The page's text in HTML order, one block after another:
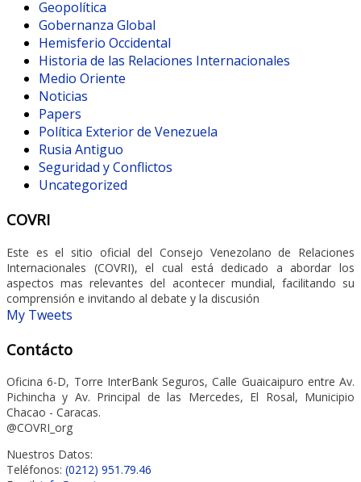
Geopolítica
Gobernanza Global
Hemisferio Occidental
Historia de las Relaciones Internacionales
Medio Oriente
Noticias
Papers
Política Exterior de Venezuela
Rusia Antiguo
Seguridad y Conflictos
Uncategorized
COVRI
Este es el sitio oficial del Consejo Venezolano de Relaciones
Internacionales (COVRI), el cual está dedicado a abordar los
aspectos mas relevantes del acontecer mundial, facilitando su
comprensión e invitando al debate y la discusión
My Tweets
Contácto
Oficina 6-D, Torre InterBank Seguros, Calle Guaicaipuro entre Av.
Pichincha y Av. Principal de las Mercedes, El Rosal, Municipio
Chacao - Caracas.
@COVRI_org
Nuestros Datos:
Teléfonos: (0212) 951.79.46